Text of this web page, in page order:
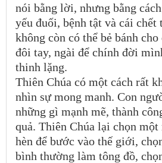
nói bằng lời, nhưng bằng
yếu đuối, bệnh tật và cái
không còn có thể bẻ bánh cho
đôi tay, ngài để chính đời
thinh lặng.
Thiên Chúa có một cách rất
nhìn sự mong manh. Con
những gì mạnh mẽ, thành
quả. Thiên Chúa lại chọn một
hèn để bước vào thế giới,
bình thường làm tông đồ,